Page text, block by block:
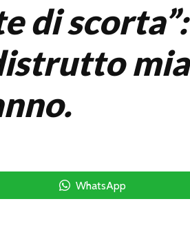
di scorta”:
mia
WhatsApp